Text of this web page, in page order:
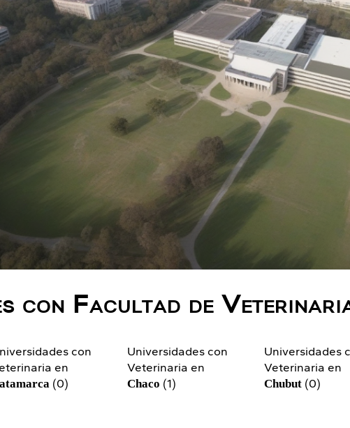
con Facultad de
con
en
(0)
Universidades con
Veterinaria en
Chaco (1)
Universidades
Veterinaria en
Chubut(0)